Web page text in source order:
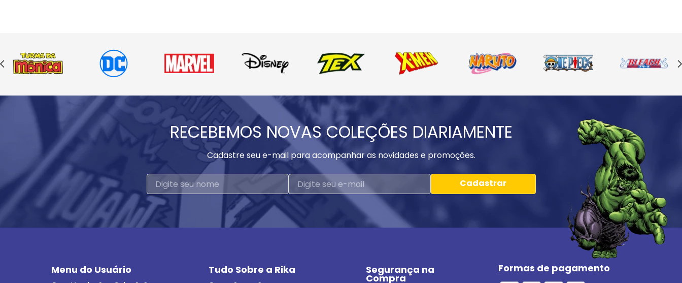
RECEBEMOS NOVAS COLEÇÕES DIARIAMENTE
Cadastre seu e-mail para acompanhar as novidades e promoções.
Cadastrar
Menu do Usuário Tudo Sobre a Rika Segurança na
Compra
Formas de pagamento